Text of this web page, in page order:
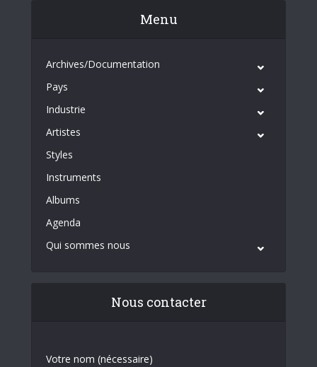
Menu
Archives/Documentation
Pays
Industrie
Artistes
Styles
Instruments
Albums
Agenda
Qui sommes nous
Nous contacter
Votre nom (nécessaire)